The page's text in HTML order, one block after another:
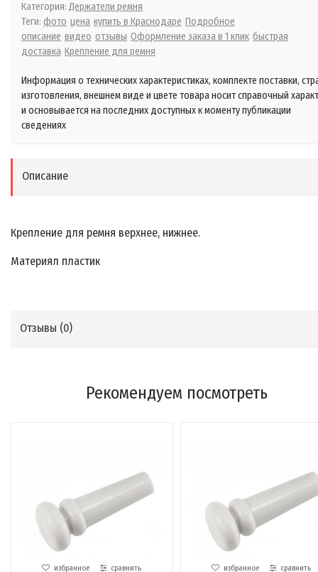
Категория: Держатели ремня
Теги: фото цена купить в Краснодаре Подробное
описание видео отзывы Оформление заказа в 1 клик быстрая
доставка Крепление для ремня
Информация о технических характеристиках, комплекте поставки,
изготовления, внешнем виде и цвете товара носит справочный
и основывается на последних доступных к моменту публикации
сведениях
Описание
Крепление для ремня верхнее, нижнее.
Материял пластик
Отзывы (0)
Рекомендуем посмотреть
избранное сравнить избранное сравнить